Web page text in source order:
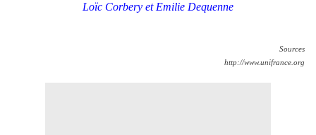
Loïc Corbery et Emilie Dequenne
Sources
http://www.unifrance.org